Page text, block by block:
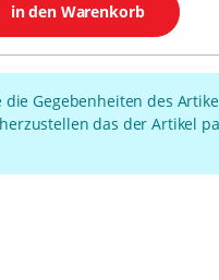
in den Warenkorb
Gegebenheiten des
das der Artikel